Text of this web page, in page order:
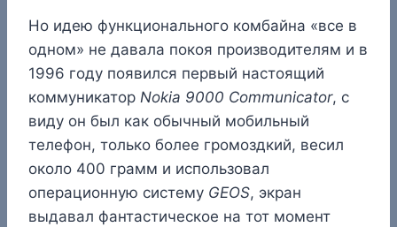
Но идею функционального комбайна «все в
одном» не давала покоя производителям и в
1996 году появился первый настоящий
коммуникатор Nokia 9000 Communicator, с
виду он был как обычный мобильный
телефон, только более громоздкий, весил
около 400 грамм и использовал
операционную систему GEOS, экран
выдавал фантастическое на тот момент